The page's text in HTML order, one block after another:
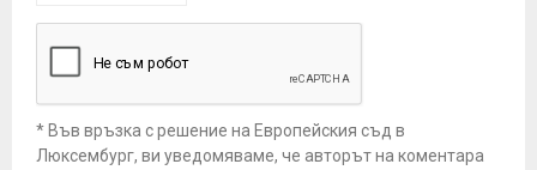
* Във връзка с решение на Европейския съд в
Люксембург, ви уведомяваме, че авторът на коментара